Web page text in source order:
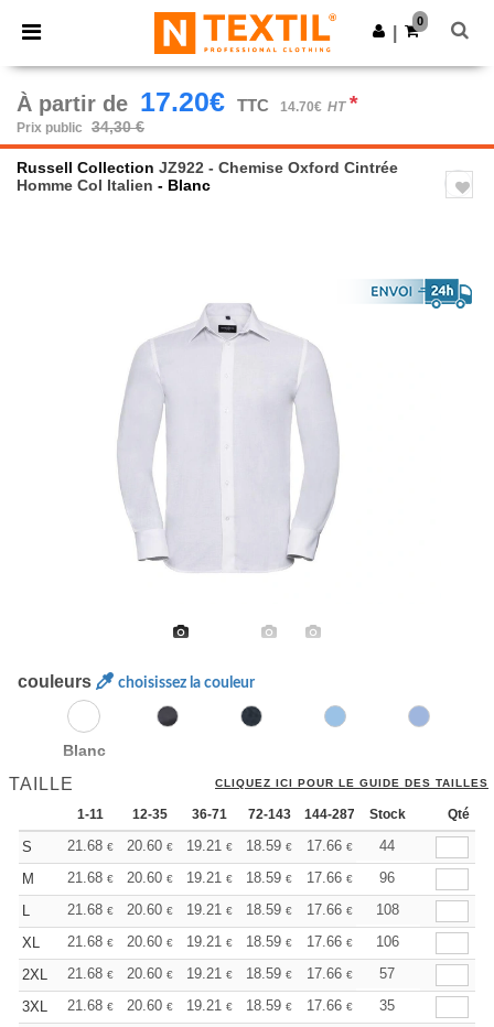
× Appli Ntextil
Meilleurs prix sur l’app !
Obtenir l'appli
0
À partir de 17.20€ TTC 14.70€ HT *
Prix public 34,30 €
Russell Collection JZ922 - Chemise Oxford Cintrée
Homme Col Italien - Blanc
couleurs choisissez la couleur
Blanc
TAILLE CLIQUEZ ICI POUR LE GUIDE DES TAILLES
1-11 12-35 36-71 72-143 144-287 288 + Plus
Stock Qté
S 21.68 € 20.60 € 19.21 € 18.59 € 17.66 € 17.20
44
M
21.68 € 20.60 € 19.21 € 18.59 € 17.66 € 17.20
96
L
21.68 € 20.60 € 19.21 € 18.59 € 17.66 € 17.20
108
XL
21.68 € 20.60 € 19.21 € 18.59 € 17.66 € 17.20
106
2XL
21.68 € 20.60 € 19.21 € 18.59 € 17.66 € 17.20
57
3XL
21.68 € 20.60 € 19.21 € 18.59 € 17.66 € 17.20
35